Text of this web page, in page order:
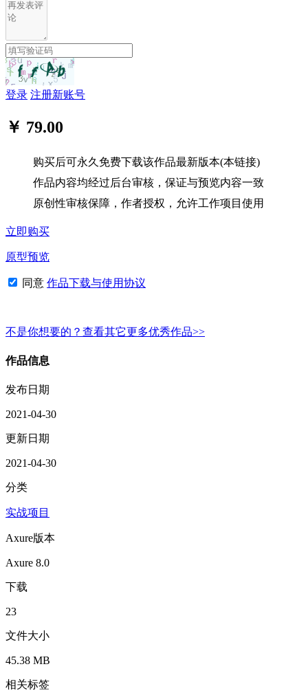
登录 注册新账号
￥ 79.00
购买后可永久免费下载该作品最新版本(本链接)
作品内容均经过后台审核，保证与预览内容一致
原创性审核保障，作者授权，允许工作项目使用
立即购买
原型预览
同意 作品下载与使用协议
不是你想要的？查看其它更多优秀作品>>
作品信息
发布日期
2021-04-30
更新日期
2021-04-30
分类
实战项目
Axure版本
Axure 8.0
下载
23
文件大小
45.38 MB
相关标签